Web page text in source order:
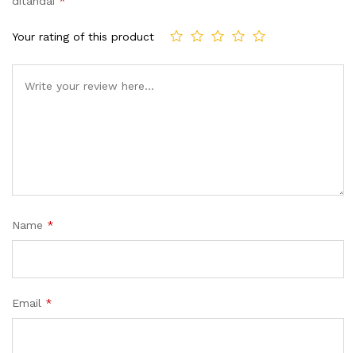
Your rating of this product
Name *
Email *